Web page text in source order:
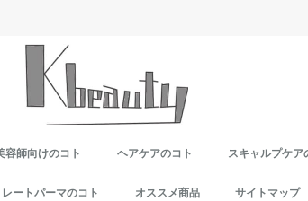
容師向けのコト ヘアケアのコト スキャルプケア
レートパーマのコト オススメ商品 サイトマップ